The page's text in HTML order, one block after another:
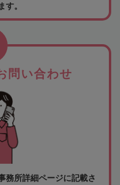
す。
問い合わせ
務所詳細ページに記載さ